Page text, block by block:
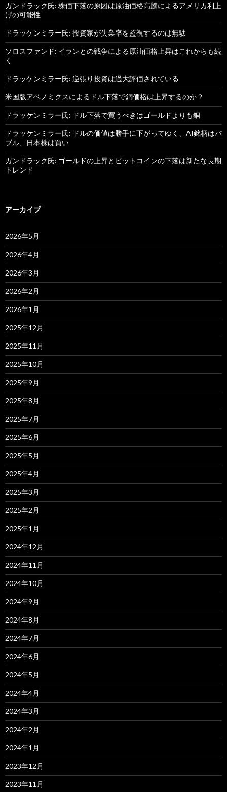
ガンドラック氏: 株価下落の原因は原油価格高騰によるアメリカ利上
げの可能性
ドラッケンミラー氏: 投資家が失業率を監視するのは無駄
ソロスファンド: イランとの戦争による原油価格上昇はこれからも続
く
ドラッケンミラー氏: 逆張り投資は過大評価されている
米国版アベノミクスによるドル下落で銅価格は上昇するのか？
ドラッケンミラー氏: ドル下落で買うべきはゴールドよりも銅
ドラッケンミラー氏: ドルの価値は勝手に下がってゆく、AI銘柄はバ
ブル、日本株は買い
ガンドラック氏: ゴールドの上昇とビットコインの下落は新たな長期
トレンド
アーカイブ
2026年5月
2026年4月
2026年3月
2026年2月
2026年1月
2025年12月
2025年11月
2025年10月
2025年9月
2025年8月
2025年7月
2025年6月
2025年5月
2025年4月
2025年3月
2025年2月
2025年1月
2024年12月
2024年11月
2024年10月
2024年9月
2024年8月
2024年7月
2024年6月
2024年5月
2024年4月
2024年3月
2024年2月
2024年1月
2023年12月
2023年11月